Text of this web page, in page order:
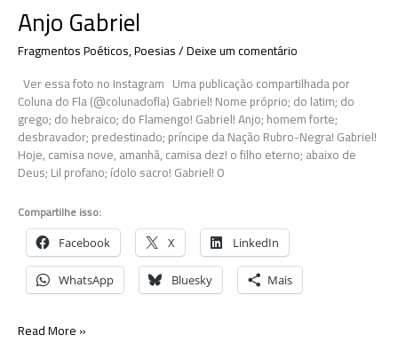
Anjo Gabriel
Fragmentos Poéticos,Poesias/Deixe um comentário
Ver essa foto no Instagram Uma publicação compartilhada por
Coluna do Fla (@colunadofla) Gabriel! Nome próprio; do latim; do
grego; do hebraico; do Flamengo! Gabriel! Anjo; homem forte;
desbravador; predestinado; príncipe da Nação Rubro-Negra! Gabriel!
Hoje, camisa nove, amanhã, camisa dez! o filho eterno; abaixo de
Deus; Lil profano; ídolo sacro! Gabriel! O
Compartilhe isso:
Facebook X LinkedIn
WhatsApp Bluesky Mais
Anjo
Read More »